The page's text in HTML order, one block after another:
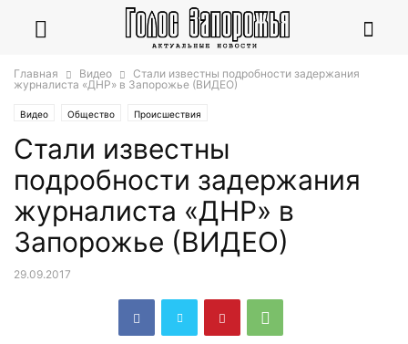
Главная Видео
Стали известны подробности задержания
журналиста «ДНР» в Запорожье (ВИДЕО)
Видео Общество Происшествия
Стали известны
подробности задержания
журналиста «ДНР» в
Запорожье (ВИДЕО)
29.09.2017